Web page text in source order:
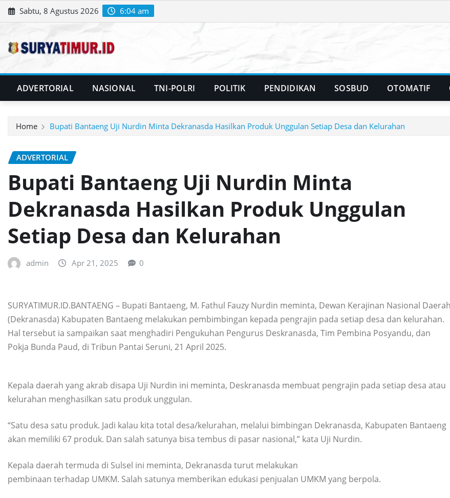
Skip
to
Sabtu, 8 Agustus 2026 6:04 am
ADVERTORIAL NASIONAL TNI-POLRI POLITIK PENDIDIKAN SOSBUD OTOMATIF
Home Bupati Bantaeng Uji Nurdin Minta Dekranasda Hasilkan Produk Unggulan Setiap Desa dan Kelurahan
ADVERTORIAL
Bupati Bantaeng Uji Nurdin Minta
Dekranasda Hasilkan Produk Unggulan
Setiap Desa dan Kelurahan
admin Apr 21, 2025 0
SURYATIMUR.ID.BANTAENG – Bupati Bantaeng, M. Fathul Fauzy Nurdin meminta, Dewan Kerajinan Nasional Daerah
(Dekranasda) Kabupaten Bantaeng melakukan pembimbingan kepada pengrajin pada setiap desa dan kelurahan.
Hal tersebut ia sampaikan saat menghadiri Pengukuhan Pengurus Deskranasda, Tim Pembina Posyandu, dan
Pokja Bunda Paud, di Tribun Pantai Seruni, 21 April 2025.
Kepala daerah yang akrab disapa Uji Nurdin ini meminta, Deskranasda membuat pengrajin pada setiap desa atau
kelurahan menghasilkan satu produk unggulan.
“Satu desa satu produk. Jadi kalau kita total desa/kelurahan, melalui bimbingan Dekranasda, Kabupaten Bantaeng
akan memiliki 67 produk. Dan salah satunya bisa tembus di pasar nasional,” kata Uji Nurdin.
Kepala daerah termuda di Sulsel ini meminta, Dekranasda turut melakukan
pembinaan terhadap UMKM. Salah satunya memberikan edukasi penjualan UMKM yang berpola.